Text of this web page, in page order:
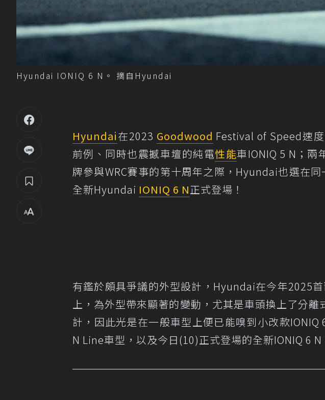
Hyundai IONIQ 6 N。 摘自Hyundai
Hyundai在2023 Goodwood Festival of Speed速
前例、同時也震撼車壇的純電性能車IONIQ 5 N；兩
牌參與WRC賽事的第十周年之際，Hyundai也選在
全新Hyundai IONIQ 6 N正式登場！
有鑑於頗具爭議的外型設計，Hyundai在今年2025
上，為外型帶來顯著的變動，尤其是車頭換上了分
計，因此光是在一般車型上便已能嗅到小改款
N Line車型，以及今日(10)正式登場的全新IONIQ 6 N